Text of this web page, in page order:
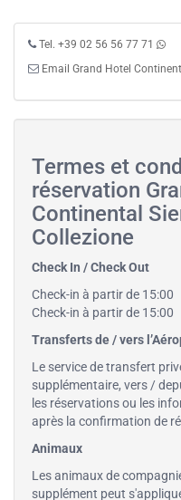
Tel. +39 02 56 56 77 71
Email Grand Hotel
Termes et
réservation
Continental
Collezione
Check In / Check Out
Check-in à partir de 15:00
Check-in à partir de 15:00
Transferts de / vers
Le service de transfert
supplémentaire, vers /
les réservations ou les
après la confirmation de
Animaux
Les animaux de
supplément peut